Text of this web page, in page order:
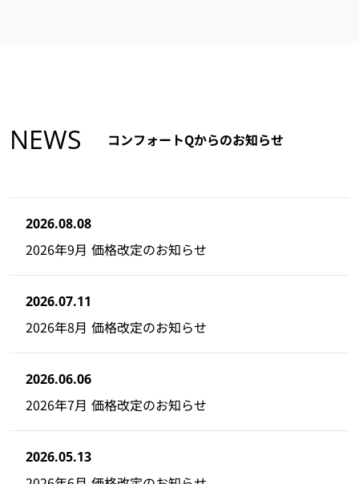
NEWS コンフォートQからのお知らせ
2026.08.08
2026年9月 価格改定のお知らせ
2026.07.11
2026年8月 価格改定のお知らせ
2026.06.06
2026年7月 価格改定のお知らせ
2026.05.13